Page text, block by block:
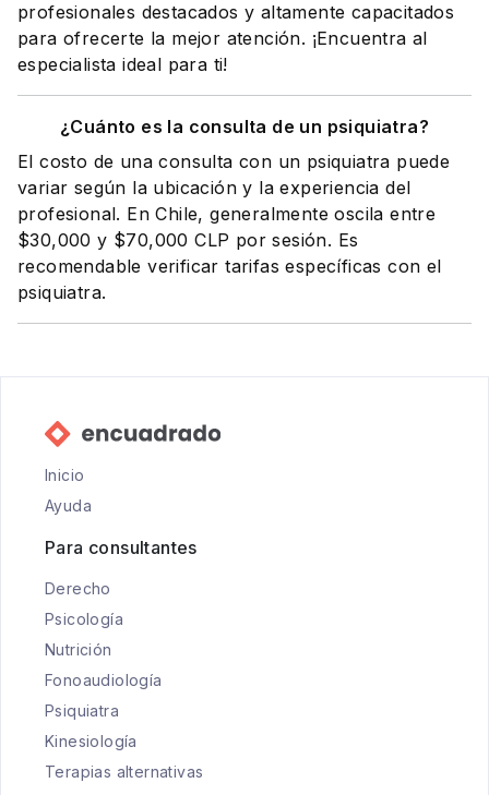
profesionales destacados y altamente capacitados
para ofrecerte la mejor atención. ¡Encuentra al
especialista ideal para ti!
¿Cuánto es la consulta de un psiquiatra?
El costo de una consulta con un psiquiatra puede
variar según la ubicación y la experiencia del
profesional. En Chile, generalmente oscila entre
$30,000 y $70,000 CLP por sesión. Es
recomendable verificar tarifas específicas con el
psiquiatra.
Inicio
Ayuda
Para consultantes
Derecho
Psicología
Nutrición
Fonoaudiología
Psiquiatra
Kinesiología
Terapias alternativas